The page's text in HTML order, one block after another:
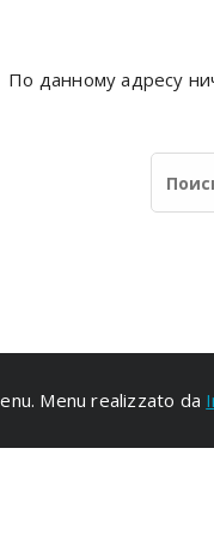
По данному адресу
Menu realizzato da